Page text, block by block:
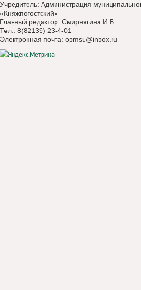
Учредитель: Администрация
«Княжпогостский»
Главный редактор: Смирнягина И.В.
Тел.: 8(82139) 23-4-01
Электронная почта: opmsu@inbox.ru